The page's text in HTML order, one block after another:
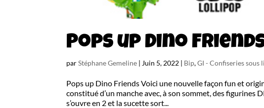
Pops up Dino
parStéphane Gemeline | Juin 5, 2022 | Bip,GI - Confiseries sous
Pops up Dino Friends Voici une nouvelle façon fun et
constitué d’un manche avec, à son sommet, des figurines
s’ouvre en 2 et la sucette sort...